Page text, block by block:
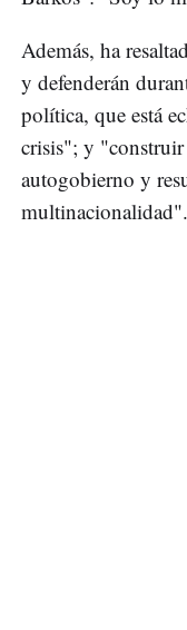
Además, ha
y defenderán
política, que está
crisis"; y "construir
autogobierno y
multinacionalidad".